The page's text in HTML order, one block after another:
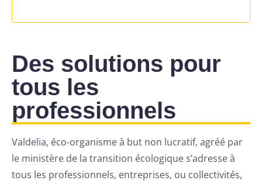
Des solutions pour
tous les
professionnels
Valdelia, éco-organisme à but non lucratif, agréé par
le ministère de la transition écologique s’adresse à
tous les professionnels, entreprises, ou collectivités,